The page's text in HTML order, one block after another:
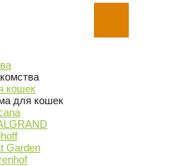
кошек
для кошек
Garden